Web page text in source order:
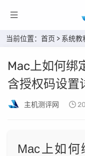
当前位置： 首页 > 系统教
Mac上如何绑
含授权码设置
主机测评网
Mac上如